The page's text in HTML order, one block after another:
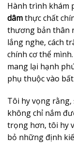
Hành trình khám
dâmthực chất
thương bản thân
lắng nghe, cách
chính cơ thể
mang lại hạnh
phụ thuộc vào bất
Tôi hy vọng rằng,
không chỉ nắm
trọng hơn, tôi hy
bỏ những định